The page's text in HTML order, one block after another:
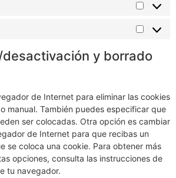
y borrado
de Internet para eliminar las cookies
manual. También puedes especificar que
ser colocadas. Otra opción es cambiar
de Internet para que recibas un
se coloca una cookie. Para obtener más
opciones, consulta las instrucciones de
tu navegador.